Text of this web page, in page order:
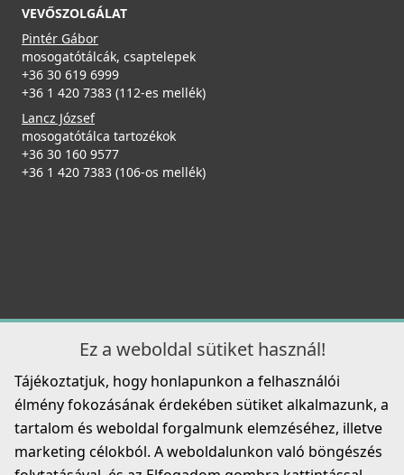
ELLECI - Gránit mosogatótálca Time 105 UM G40 fekete
tartozékokkal munkalap alá szerelhető
LG210540BSOBKM
ELLECI - Gránit mosogatótálca Master 350 G40
LGM35040
94 990 Ft
ELLECI - Csaptelep Shell Plus (C02) G68
MGKC0268
54 990 Ft
MGKC0248
54 990 Ft
Részletek
VEVŐSZOLGÁLAT
Pintér Gábor
mosogatótálcák, csaptelepek
+36 30 619 6999
+36 1 420 7383 (112-es mellék)
Lancz József
mosogatótálca tartozékok
+36 30 160 9577
+36 1 420 7383 (106-os mellék)
Ez a weboldal sütiket használ!
Tájékoztatjuk, hogy honlapunkon a felhasználói
élmény fokozásának érdekében sütiket alkalmazunk, a
tartalom és weboldal forgalmunk elemzéséhez, illetve
marketing célokból. A weboldalunkon való böngészés